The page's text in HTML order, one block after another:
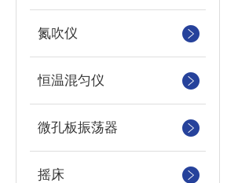
氮吹仪
恒温混匀仪
微孔板振荡器
摇床